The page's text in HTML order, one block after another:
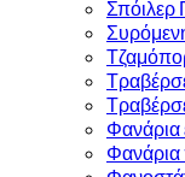
Σπόιλερ
Φανάρια